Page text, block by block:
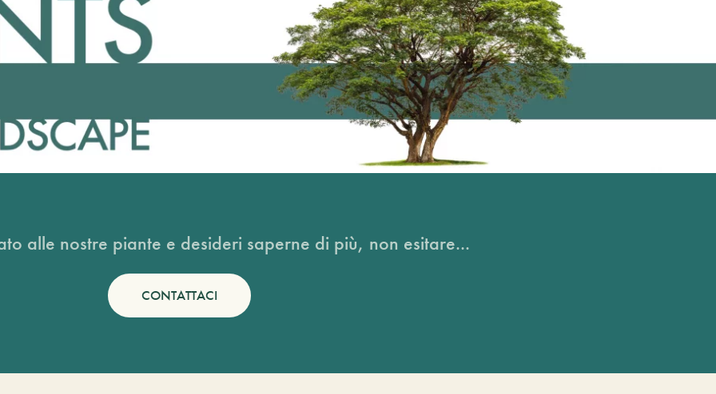
alle nostre piante e desideri saperne di più, non esitare...
CONTATTACI